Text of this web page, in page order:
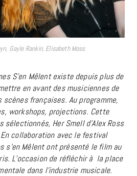
Gayle Rankin, Elisabeth Moss
S’en Mêlent existe depuis plus de
en avant des musiciennes de
françaises. Au programme,
workshops, projections. Cette
sélectionnés, Her Smell d’Alex Ross
collaboration avec le festival
s’en Mêlent ont présenté le film au
L’occasion de réfléchir à la place
dans l’industrie musicale.